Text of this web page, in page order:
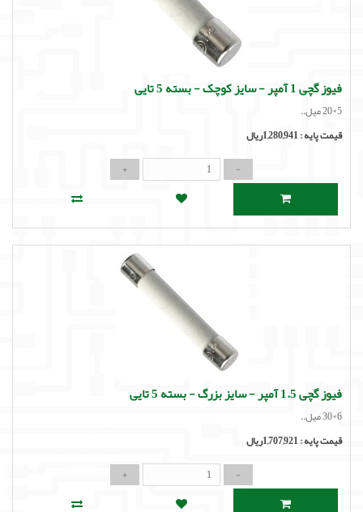
فیوز گچی 1 آمپر - سایز کوچک - بسته 5 تایی
5*20 میل..
قیمت پایه :1,280,941ریال
فیوز گچی 1.5 آمپر - سایز بزرگ - بسته 5 تایی
6*30 میل..
قیمت پایه :1,707,921ریال